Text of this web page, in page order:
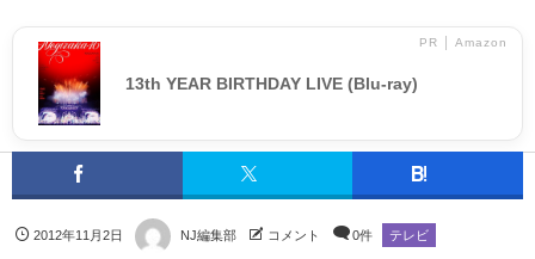
PR │ Amazon
13th YEAR BIRTHDAY LIVE (Blu-ray)
2012年11月2日 NJ編集部 コメント 0件 テレビ